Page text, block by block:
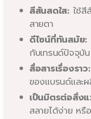
สีสันสดใส: ใช้สี
สายตา
ดีไซน์ที่ทันสมัย:
กับเทรนด์ปัจจุบัน
สื่อสารเรื่องราว:
ของแบรนด์และ
เป็นมิตรต่อสิ่ง
สลายได้ง่าย หรื